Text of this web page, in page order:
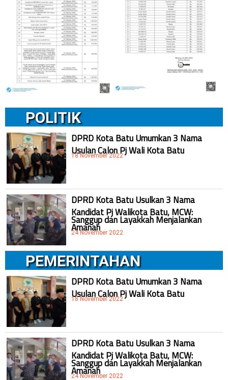
POLITIK
DPRD Kota Batu Umumkan 3 Nama
Usulan Calon Pj Wali Kota Batu
18 November 2022
DPRD Kota Batu Usulkan 3 Nama
Kandidat Pj Walikota Batu, MCW:
Sanggup dan Layakkah Menjalankan
Amanah
24 November 2022
PEMERINTAHAN
DPRD Kota Batu Umumkan 3 Nama
Usulan Calon Pj Wali Kota Batu
18 November 2022
DPRD Kota Batu Usulkan 3 Nama
Kandidat Pj Walikota Batu, MCW:
Sanggup dan Layakkah Menjalankan
Amanah
24 November 2022